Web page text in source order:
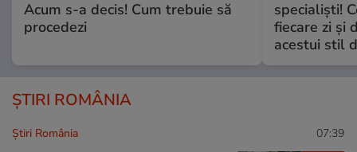
Acum s-a decis! Cum trebuie să
procedezi
specialiști!
fiecare zi și
acestui stil
ȘTIRI ROMÂNIA
Știri România 07:39